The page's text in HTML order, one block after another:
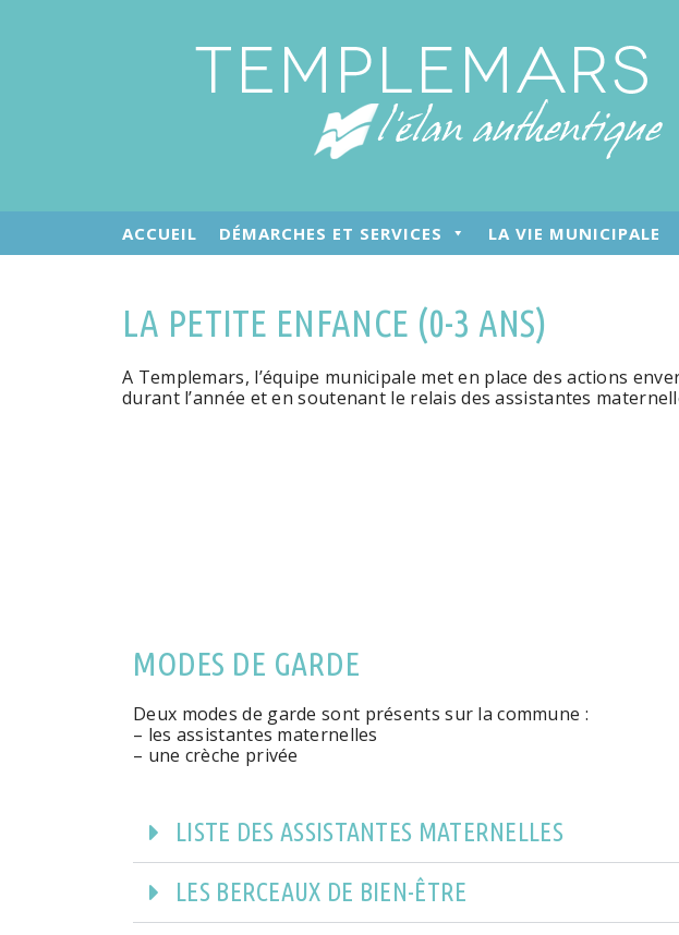
ACCUEIL DÉMARCHES ET SERVICES LA VIE MUNICIPALE
LA PETITE ENFANCE (0-3 ANS)
A Templemars, l’équipe municipale met en place des actions
durant l’année et en soutenant le relais des assistantes
MODES DE GARDE
Deux modes de garde sont présents sur la commune :
– les assistantes maternelles
– une crèche privée
LISTE DES ASSISTANTES MATERNELLES
LES BERCEAUX DE BIEN-ÊTRE